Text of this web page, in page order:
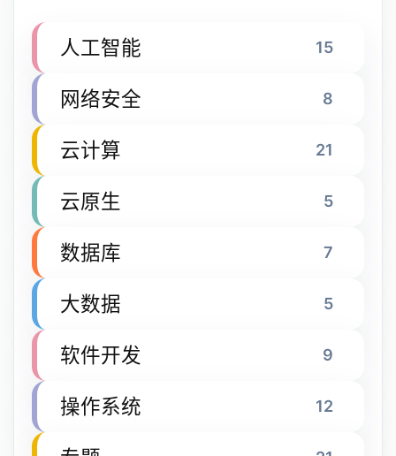
人工智能 15
网络安全 8
云计算 21
云原生 5
数据库 7
大数据 5
软件开发 9
操作系统 12